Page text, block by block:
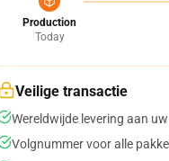
Production
Today
Veilige transactie
Wereldwijde levering aan
Volgnummer voor alle